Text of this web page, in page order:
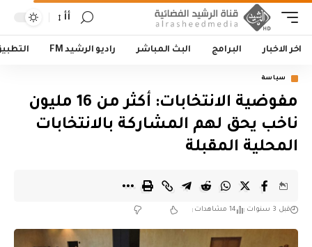
أأ
اخر الاخبار البرامج البث المباشر راديو الرشيد FM
سياسة
مفوضية الانتخابات: أكثر من 16 مليون
ناخب يحق لهم المشاركة بالانتخابات
المحلية المقبلة
قبل 3 سنوات 14 مشاهدات